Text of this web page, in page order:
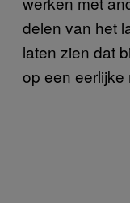
delen van het
laten zien dat
op een eerlijke